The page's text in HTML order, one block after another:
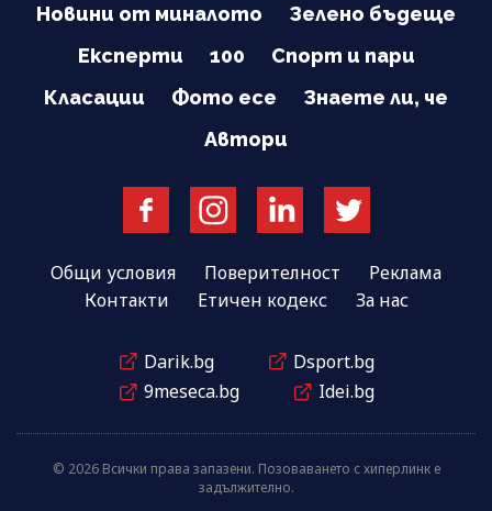
Новини от миналото
Зелено бъдеще
Експерти
100
Спорт и пари
Класации
Фото есе
Знаете ли, че
Автори
Общи условия Поверителност
Реклама
Контакти
Етичен кодекс За нас
Darik.bg
Dsport.bg
9meseca.bg
Idei.bg
© 2026 Всички права запазени. Позоваването с хиперлинк е
задължително.